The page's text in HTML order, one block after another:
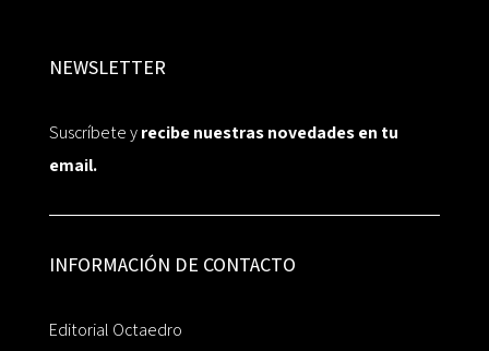
NEWSLETTER
Suscríbete yrecibe nuestras novedades en tu
email.
INFORMACIÓN DE CONTACTO
Editorial Octaedro